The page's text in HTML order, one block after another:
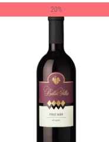
20%